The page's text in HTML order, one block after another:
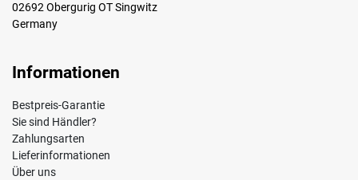
02692 Obergurig OT Singwitz
Germany
Informationen
Bestpreis-Garantie
Sie sind Händler?
Zahlungsarten
Lieferinformationen
Über uns